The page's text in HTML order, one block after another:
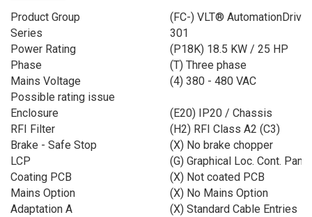
Product Group
(FC-) VLT® AutomationDrive
Series
301
Power Rating
(P18K) 18.5 KW / 25 HP
Phase
(T) Three phase
Mains Voltage
(4) 380 - 480 VAC
Possible rating issue
Enclosure
(E20) IP20 / Chassis
RFI Filter
(H2) RFI Class A2 (C3)
Brake - Safe Stop
(X) No brake chopper
LCP
(G) Graphical Loc. Cont. Panel
Coating PCB
(X) Not coated PCB
Mains Option
(X) No Mains Option
Adaptation A
(X) Standard Cable Entries